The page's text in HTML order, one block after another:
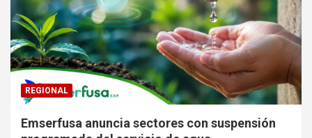
REGIONAL
Emserfusa anuncia sectores con suspensión